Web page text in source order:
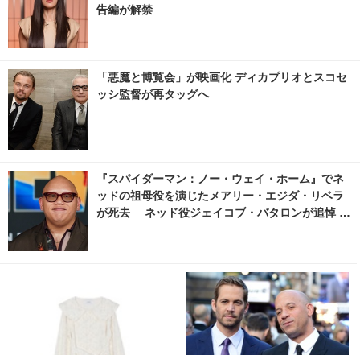
告編が解禁
「悪魔と博覧会」が映画化 ディカプリオとスコセ
ッシ監督が再タッグへ
『スパイダーマン：ノー・ウェイ・ホーム』でネ
ッドの祖母役を演じたメアリー・エジダ・リベラ
が死去 ネッド役ジェイコブ・バタロンが追悼 1